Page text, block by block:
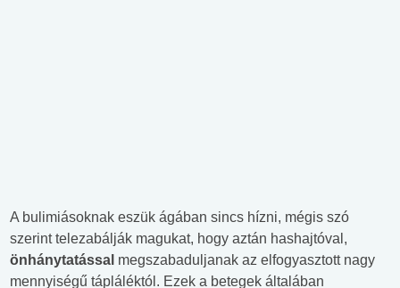
A bulimiásoknak eszük ágában sincs hízni, mégis szó
szerint telezabálják magukat, hogy aztán hashajtóval,
önhánytatással megszabaduljanak az elfogyasztott nagy
mennyiségű tápláléktól. Ezek a betegek általában